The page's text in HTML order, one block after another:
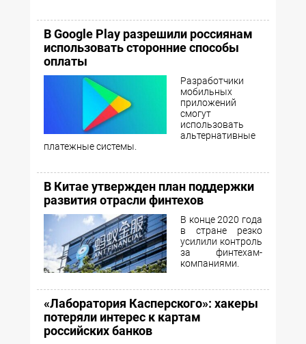
В Google Play разрешили россиянам
использовать сторонние способы
оплаты
Разработчики
мобильных
приложений
смогут
использовать
альтернативные
платежные системы.
В Китае утвержден план поддержки
развития отрасли финтехов
В конце 2020 года
в стране резко
усилили контроль
за финтехам-
компаниями.
«Лаборатория Касперского»: хакеры
потеряли интерес к картам
российских банков